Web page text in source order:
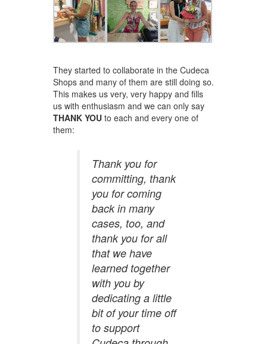
They started to collaborate in the Cudeca
Shops and many of them are still doing so.
This makes us very, very happy and fills
us with enthusiasm and we can only say
THANK YOU to each and every one of
them:
Thank you for
committing, thank
you for coming
back in many
cases, too, and
thank you for all
that we have
learned together
with you by
dedicating a little
bit of your time off
to support